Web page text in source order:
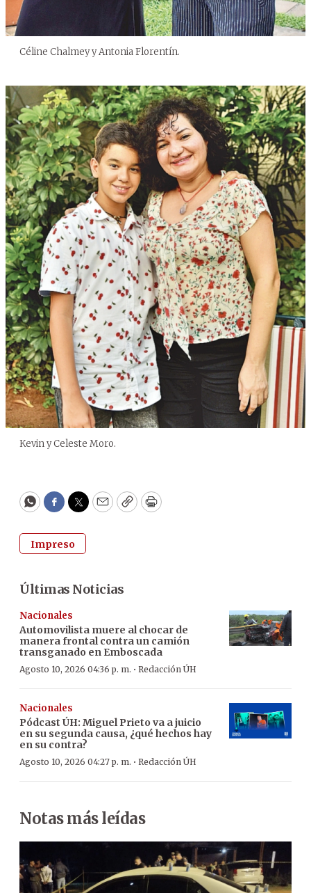
Céline Chalmey y Antonia Florentín.
Kevin y Celeste Moro.
WhatsApp
Facebook
Twitter
EmailCopyPrint
Impreso
Últimas Noticias
Nacionales
Automovilista muere al chocar de
manera frontal contra un camión
transganado en Emboscada
Agosto 10, 2026 04:36 p. m. · Redacción ÚH
Nacionales
Pódcast ÚH: Miguel Prieto va a juicio
en su segunda causa, ¿qué hechos hay
en su contra?
Agosto 10, 2026 04:27 p. m. · Redacción ÚH
Notas más leídas